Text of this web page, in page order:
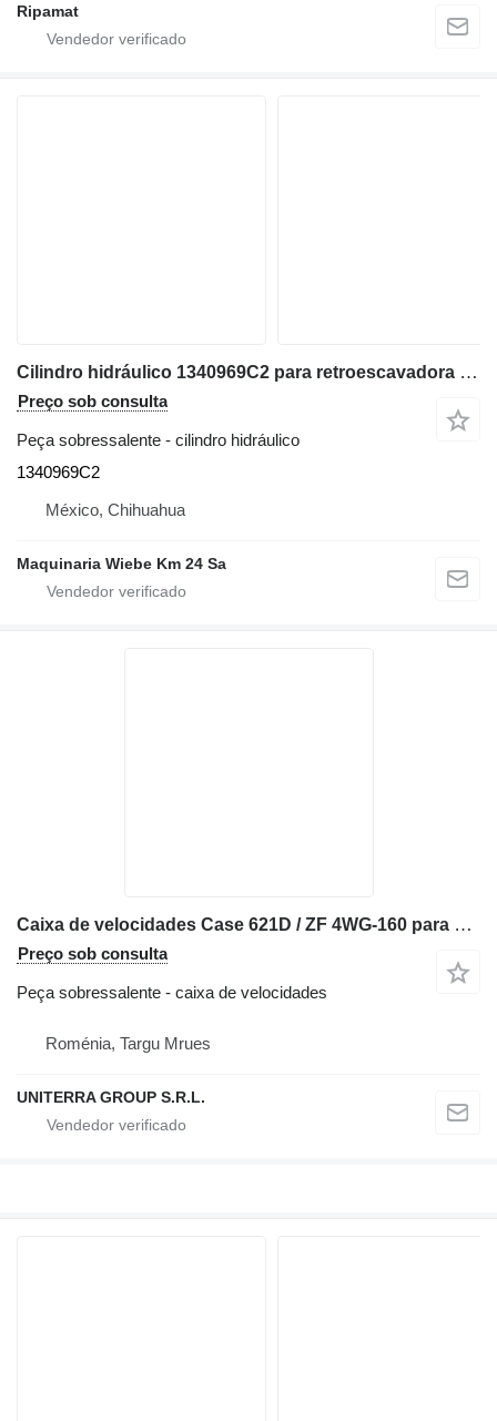
Ripamat
Cilindro hidráulico 1340969C2 para retroescavadora Case 580SM
Preço sob consulta
Peça sobressalente - cilindro hidráulico
1340969C2
México, Chihuahua
Maquinaria Wiebe Km 24 Sa
Caixa de velocidades Case 621D / ZF 4WG-160 para máquinas de construção
Preço sob consulta
Peça sobressalente - caixa de velocidades
Roménia, Targu Mrues
UNITERRA GROUP S.R.L.